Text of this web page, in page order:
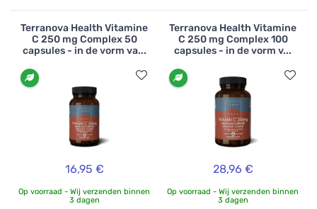
Terranova Health Vitamine
C 250 mg Complex 50
capsules - in de vorm va...
16,95 €
Op voorraad - Wij verzenden binnen
3 dagen
Terranova Health Vitamine
C 250 mg Complex 100
capsules - in de vorm v...
28,96 €
Op voorraad - Wij verzenden binnen
3 dagen